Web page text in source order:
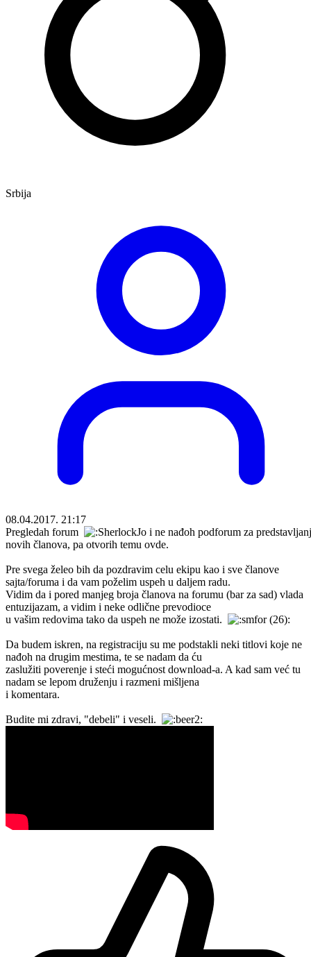
Srbija
08.04.2017. 21:17
Pregledah forum
i ne nađoh podforum za
novih članova, pa otvorih temu ovde.
Pre svega želeo bih da pozdravim celu ekipu kao i sve članove
sajta/foruma i da vam poželim uspeh u daljem radu.
Vidim da i pored manjeg broja članova na forumu (bar za sad) vlada
entuzijazam, a vidim i neke odlične prevodioce
u vašim redovima tako da uspeh ne može izostati.
Da budem iskren, na registraciju su me podstakli neki titlovi koje ne
nađoh na drugim mestima, te se nadam da ću
zaslužiti poverenje i steći mogućnost download-a. A kad sam već tu
nadam se lepom druženju i razmeni mišljena
i komentara.
Budite mi zdravi, "debeli" i veseli.